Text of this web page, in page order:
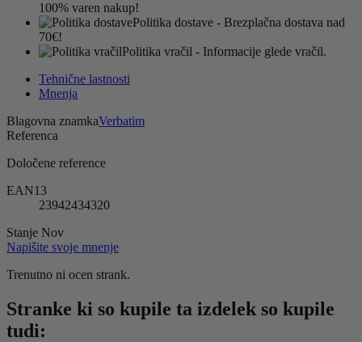
100% varen nakup!
Politika dostave - Brezplačna dostava nad
70€!
Politika vračil - Informacije glede vračil.
Tehnične lastnosti
Mnenja
Blagovna znamkaVerbatim
Referenca
Določene reference
EAN13
23942434320
Stanje Nov
Napišite svoje mnenje
Trenutno ni ocen strank.
Stranke ki so kupile ta izdelek so kupile
tudi: